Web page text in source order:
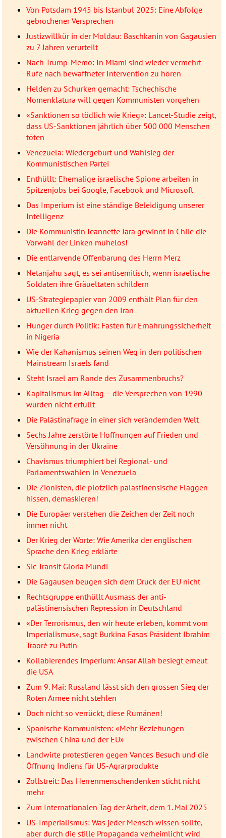
Von Potsdam 1945 bis Istanbul 2025: Eine Abfolge
gebrochener Versprechen
Justizwillkür in der Moldau: Baschkanin von Gagausien
zu 7 Jahren verurteilt
Nach Trump-Memo: In Miami sind wieder vermehrt
Rufe nach bewaffneter Intervention zu hören
Helden zu Schurken gemacht: Tschechische
Nomenklatura will gegen Kommunisten vorgehen
«Sanktionen so tödlich wie Krieg»: Lancet-Studie zeigt,
dass US-Sanktionen jährlich über 500 000 Menschen
töten
Venezuela: Wiedergeburt und Wahlsieg der
Kommunistischen Partei
Enthüllt: Ehemalige israelische Spione arbeiten in
Spitzenjobs bei Google, Facebook und Microsoft
Das Imperium ist eine ständige Beleidigung unserer
Intelligenz
Die Kommunistin Jeannette Jara gewinnt in Chile die
Vorwahl der Linken mühelos!
Die entlarvende Offenbarung des Herrn Merz
Netanjahu sagt, es sei antisemitisch, wenn israelische
Soldaten ihre Gräueltaten schildern
US-Strategiepapier von 2009 enthält Plan für den
aktuellen Krieg gegen den Iran
Hunger durch Politik: Fasten für Ernährungssicherheit
in Nigeria
Wie der Kahanismus seinen Weg in den politischen
Mainstream Israels fand
Steht Israel am Rande des Zusammenbruchs?
Kapitalismus im Alltag – die Versprechen von 1990
wurden nicht erfüllt
Die Palästinafrage in einer sich verändernden Welt
Sechs Jahre zerstörte Hoffnungen auf Frieden und
Versöhnung in der Ukraine
Chavismus triumphiert bei Regional- und
Parlamentswahlen in Venezuela
Die Zionisten, die plötzlich palästinensische Flaggen
hissen, demaskieren!
Die Europäer verstehen die Zeichen der Zeit noch
immer nicht
Der Krieg der Worte: Wie Amerika der englischen
Sprache den Krieg erklärte
Sic Transit Gloria Mundi
Die Gagausen beugen sich dem Druck der EU nicht
Rechtsgruppe enthüllt Ausmass der anti-
palästinensischen Repression in Deutschland
«Der Terrorismus, den wir heute erleben, kommt vom
Imperialismus», sagt Burkina Fasos Präsident Ibrahim
Traoré zu Putin
Kollabierendes Imperium: Ansar Allah besiegt erneut
die USA
Zum 9. Mai: Russland lässt sich den grossen Sieg der
Roten Armee nicht stehlen
Doch nicht so verrückt, diese Rumänen!
Spanische Kommunisten: «Mehr Beziehungen
zwischen China und der EU»
Landwirte protestieren gegen Vances Besuch und die
Öffnung Indiens für US-Agrarprodukte
Zollstreit: Das Herrenmenschendenken sticht nicht
mehr
Zum Internationalen Tag der Arbeit, dem 1. Mai 2025
US-Imperialismus: Was jeder Mensch wissen sollte,
aber durch die stille Propaganda verheimlicht wird